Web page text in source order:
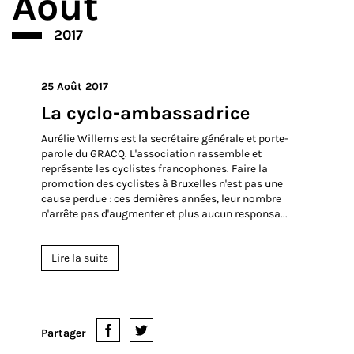
2017
25 Août 2017
La cyclo-ambassadrice
Aurélie Willems est la secrétaire générale et porte-
parole du GRACQ. L'association rassemble et
représente les cyclistes francophones. Faire la
promotion des cyclistes à Bruxelles n'est pas une
cause perdue : ces dernières années, leur nombre